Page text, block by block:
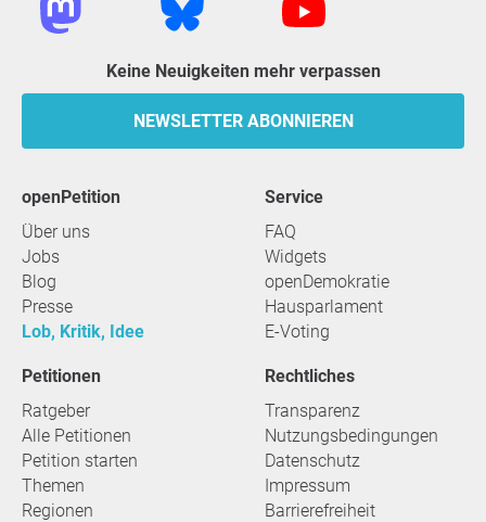
Keine Neuigkeiten mehr verpassen
NEWSLETTER ABONNIEREN
openPetition
Über uns
Jobs
Blog
Presse
Lob, Kritik, Idee
Service
FAQ
Widgets
openDemokratie
Hausparlament
E-Voting
Petitionen
Ratgeber
Alle Petitionen
Petition starten
Themen
Regionen
Rechtliches
Transparenz
Nutzungsbedingungen
Datenschutz
Impressum
Barrierefreiheit